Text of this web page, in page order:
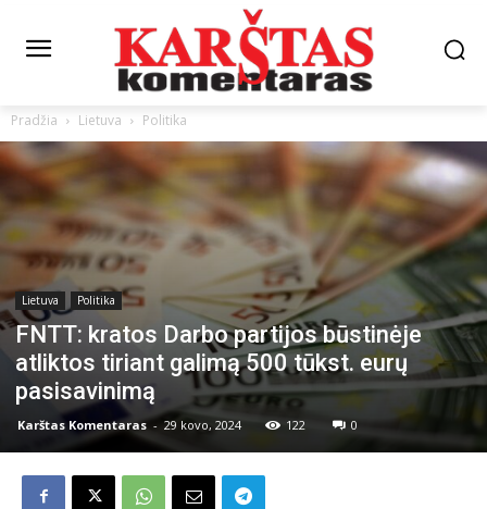
Pradžia Lietuva Politika
Lietuva Politika
FNTT: kratos Darbo partijos būstinėje
atliktos tiriant galimą 500 tūkst. eurų
pasisavinimą
Karštas Komentaras - 29 kovo, 2024 122 0